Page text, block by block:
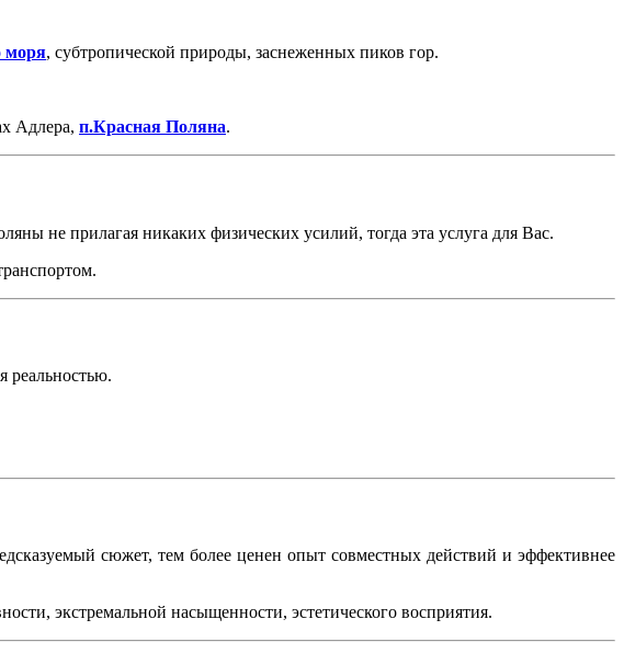
моря, субтропической природы, заснеженных пиков гор.
Адлера, п.Красная Поляна.
не прилагая никаких физических усилий, тогда эта услуга для Вас.
реальностью.
сюжет, тем более ценен опыт совместных действий и эффективнее
экстремальной насыщенности, эстетического восприятия.